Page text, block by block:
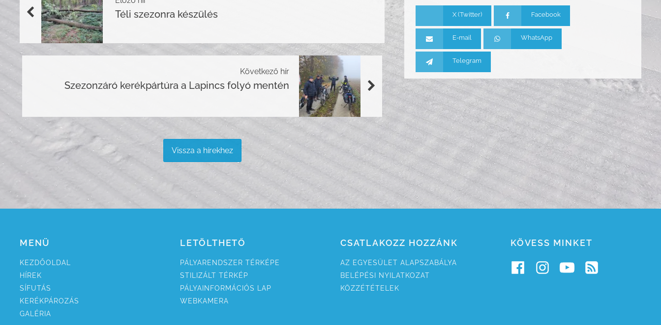
Téli szezonra készülés
Következő hír
Szezonzáró kerékpártúra a Lapincs folyó mentén
Vissza a hírekhez
X (Twitter) Facebook
E-mail WhatsApp
Telegram
MENÜ
KEZDŐ­OLDAL
HÍREK
SÍ­FUTÁS
KERÉK­PÁROZÁS
GALÉRIA
LETÖLTHETŐ
PÁLYA­RENDSZER TÉRKÉPE
STILI­ZÁLT TÉRKÉP
PÁLYA­INFORMÁCIÓS LAP
WEB­KAMERA
CSATLAKOZZ HOZZÁNK
AZ EGYESÜ­LET ALAP­SZABÁLYA
BELÉPÉSI NYILAT­KOZAT
KÖZZÉ­TÉTELEK
KÖVESS MINKET